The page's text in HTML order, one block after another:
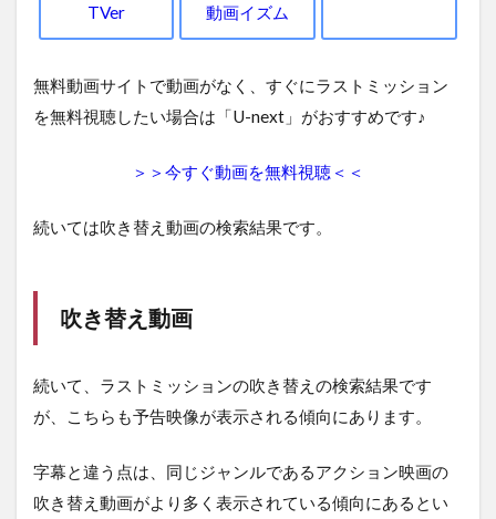
TVer 動画イズム
無料動画サイトで動画がなく、すぐにラストミッション
を無料視聴したい場合は「U-next」がおすすめです♪
＞＞今すぐ動画を無料視聴＜＜
続いては吹き替え動画の検索結果です。
吹き替え動画
続いて、ラストミッションの吹き替えの検索結果です
が、こちらも予告映像が表示される傾向にあります。
字幕と違う点は、同じジャンルであるアクション映画の
吹き替え動画がより多く表示されている傾向にあるとい